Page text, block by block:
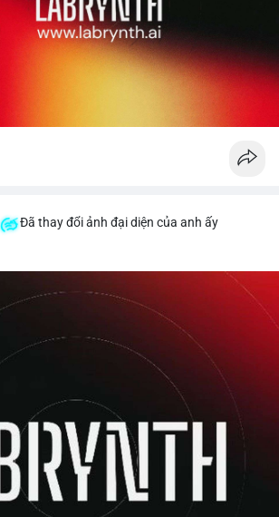
Đã thay đổi ảnh đại diện của anh ấy